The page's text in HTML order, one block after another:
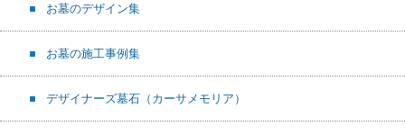
お墓のデザイン集
お墓の施工事例集
デザイナーズ墓石（カーサメモリア）